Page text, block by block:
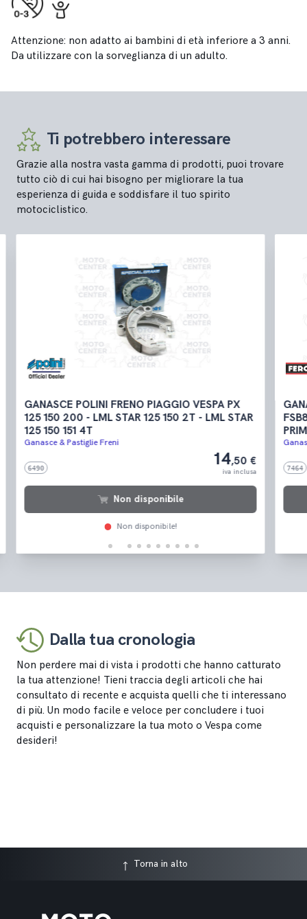
Attenzione: non adatto ai bambini di età inferiore a 3 anni.
Da utilizzare con la sorveglianza di un adulto.
Ti potrebbero interessare
Grazie alla nostra vasta gamma di prodotti, puoi trovare
tutto ciò di cui hai bisogno per migliorare la tua
esperienza di guida e soddisfare il tuo spirito
motociclistico.
GANASCE POLINI FRENO PIAGGIO VESPA PX
125 150 200 - LML STAR 125 150 2T - LML STAR
125 150 151 4T
Ganasce & Pastiglie Freni
6490 14,50 €
iva inclusa
Non disponibile
Non disponibile!
7464
Dalla tua cronologia
Non perdere mai di vista i prodotti che hanno catturato
la tua attenzione! Tieni traccia degli articoli che hai
consultato di recente e acquista quelli che ti interessano
di più. Un modo facile e veloce per concludere i tuoi
acquisti e personalizzare la tua moto o Vespa come
desideri!
Torna in alto